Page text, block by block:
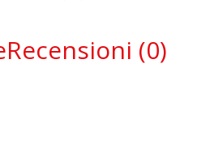
Recensioni (0)